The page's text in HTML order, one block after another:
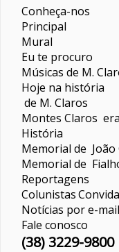
Conheça-nos
Principal
Mural
Eu te procuro
Músicas de M.
Hoje na história
de M. Claros
Montes Claros
História
Memorial de João
Memorial de
Reportagens
Colunistas
Notícias por e-mail
Fale conosco
(38) 3229-9800